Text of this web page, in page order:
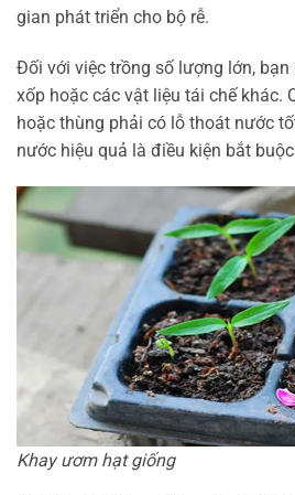
gian phát triển cho bộ rễ.
Đối với việc trồng số lượng lớn,
xốp hoặc các vật liệu tái chế khác.
hoặc thùng phải có lỗ thoát nước
nước hiệu quả là điều kiện bắt
Khay ươm hạt giống